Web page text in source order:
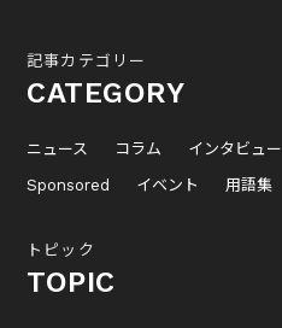
記事カテゴリー
CATEGORY
ニュース コラム インタビュー
Sponsored
イベント 用語集
トピック
TOPIC